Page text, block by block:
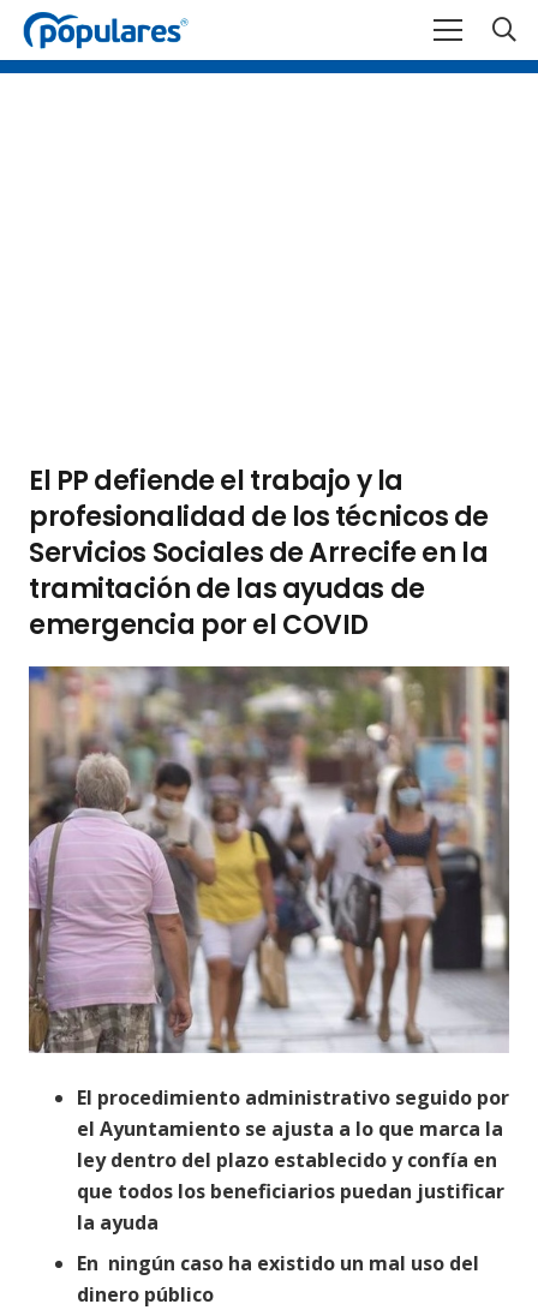
El PP defiende el trabajo y la
profesionalidad de los técnicos de
Servicios Sociales de Arrecife en la
tramitación de las ayudas de
emergencia por el COVID
El procedimiento administrativo seguido por
el Ayuntamiento se ajusta a lo que marca la
ley dentro del plazo establecido y confía en
que todos los beneficiarios puedan justificar
la ayuda
En ningún caso ha existido un mal uso del
dinero público